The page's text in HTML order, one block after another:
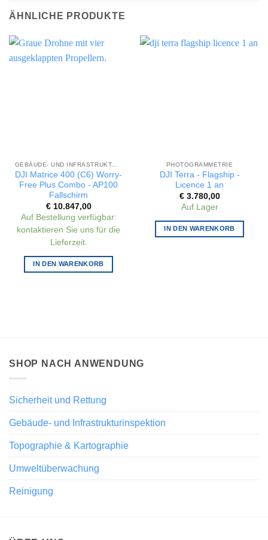
ÄHNLICHE PRODUKTE
DJI Matrice 400 (C6) Worry-
Free Plus Combo - AP100
Fallschirm
€10.847,00
Auf Bestellung verfügbar:
kontaktieren Sie uns für die
Lieferzeit.
IN DEN WARENKORB
PHOTOGRAMMETRIE
DJI Terra - Flagship -
Licence 1 an
€3.780,00
Auf Lager
IN DEN WARENKORB
SHOP NACH ANWENDUNG
Sicherheit und Rettung
Gebäude- und Infrastrukturinspektion
Topographie & Kartographie
Umweltüberwachung
Reinigung